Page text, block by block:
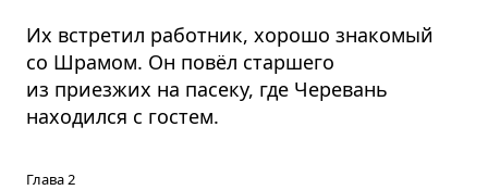
Их встретил работник, хорошо знакомый
со Шрамом. Он повёл старшего
из приезжих на пасеку, где Черевань
находился с гостем.
Глава 2